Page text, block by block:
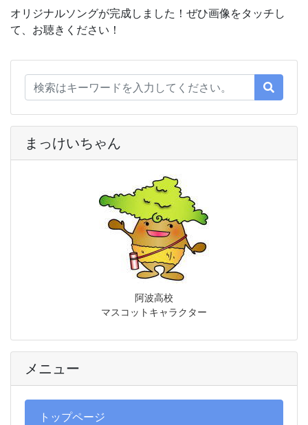
オリジナルソングが完成しました！ぜひ画像をタッチし
て、お聴きください！
まっけいちゃん
阿波高校
マスコットキャラクター
メニュー
トップページ